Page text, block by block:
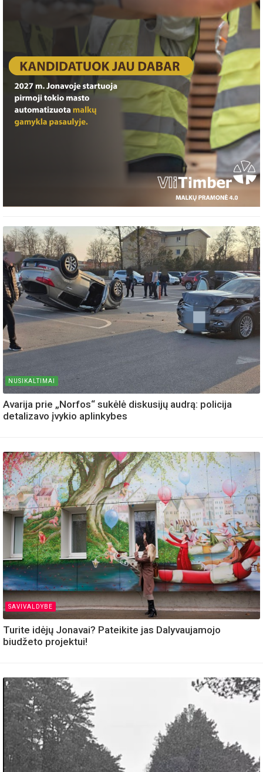
NUSIKALTIMAI
Avarija prie „Norfos“ sukėlė diskusijų audrą: policija
detalizavo įvykio aplinkybes
SAVIVALDYBE
Turite idėjų Jonavai? Pateikite jas Dalyvaujamojo
biudžeto projektui!